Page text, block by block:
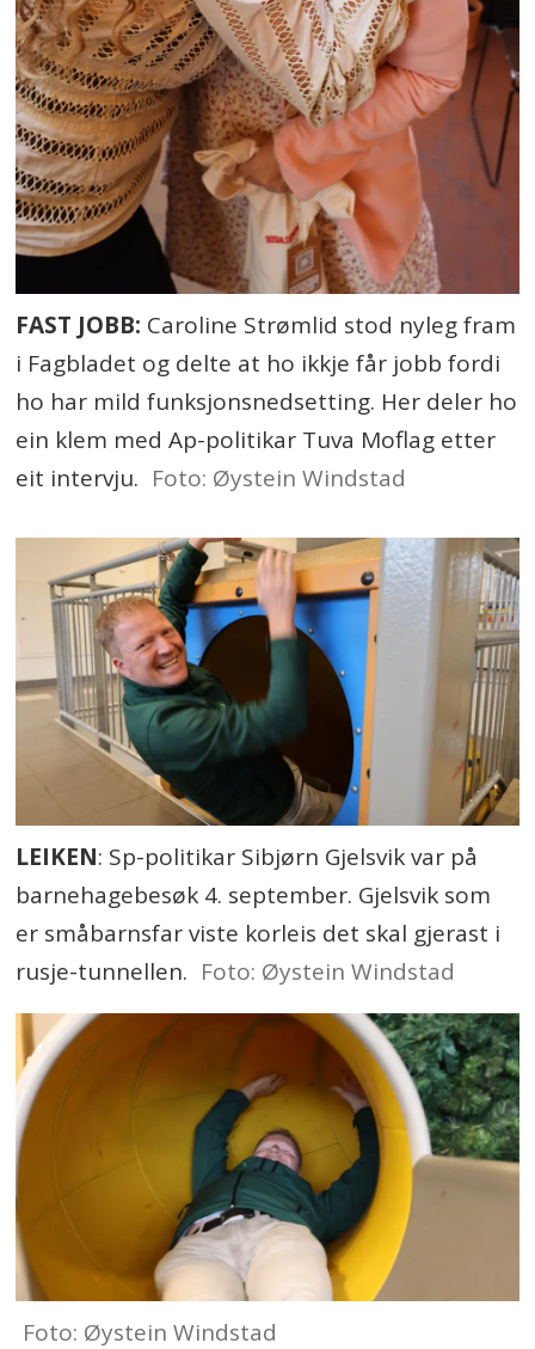
FAST JOBB: Caroline Strømlid stod nyleg fram
i Fagbladet og delte at ho ikkje får jobb fordi
ho har mild funksjonsnedsetting. Her deler ho
ein klem med Ap-politikar Tuva Moflag etter
eit intervju. Foto: Øystein Windstad
LEIKEN: Sp-politikar Sibjørn Gjelsvik var på
barnehagebesøk 4. september. Gjelsvik som
er småbarnsfar viste korleis det skal gjerast i
rusje-tunnellen. Foto: Øystein Windstad
Foto: Øystein Windstad